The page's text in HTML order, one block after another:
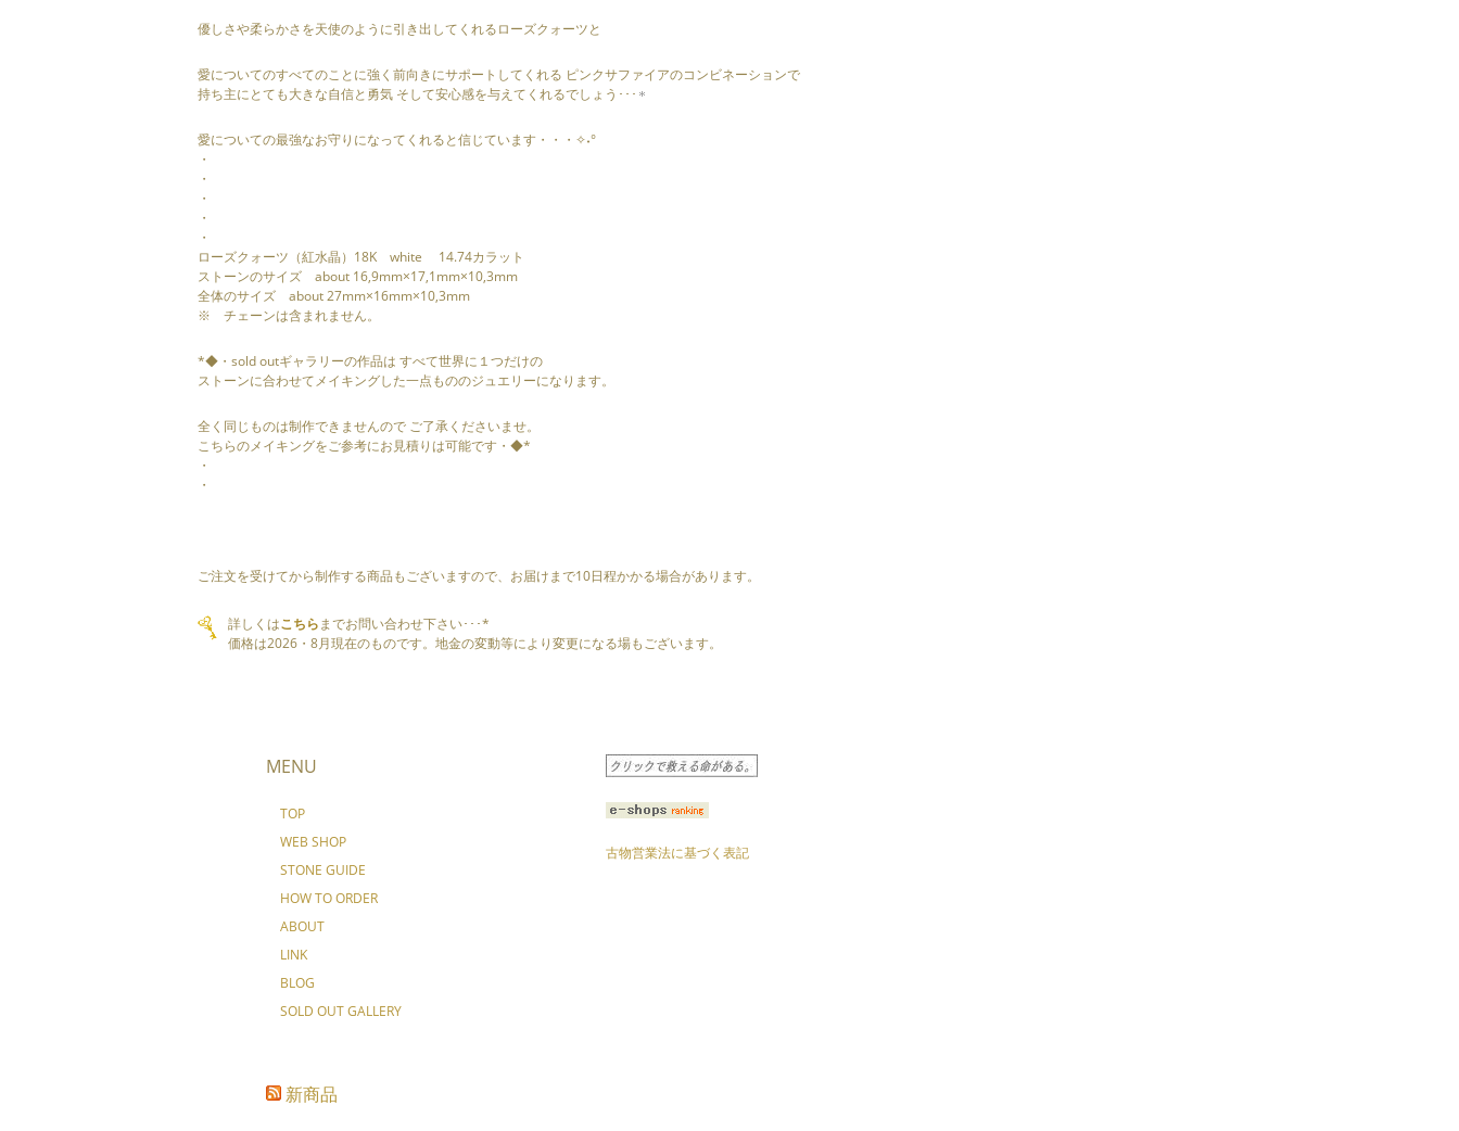
優しさや柔らかさを天使のように引き出してくれるローズクォーツと
愛についてのすべてのことに強く前向きにサポートしてくれる ピンクサファイアのコンビネーションで
持ち主にとても大きな自信と勇気 そして安心感を与えてくれるでしょう･･･
愛についての最強なお守りになってくれると信じています・・・✧˖°
・
・
・
・
・
ローズクォーツ（紅水晶）18K white 14.74カラット
ストーンのサイズ about 16,9mm×17,1mm×10,3mm
全体のサイズ about 27mm×16mm×10,3mm
※ チェーンは含まれません。
*◆・sold outギャラリーの作品は すべて世界に１つだけの
ストーンに合わせてメイキングした一点もののジュエリーになります。
全く同じものは制作できませんので ご了承くださいませ。
こちらのメイキングをご参考にお見積りは可能です・◆*
・
・
ご注文を受けてから制作する商品もございますので、お届けまで10日程かかる場合があります。
詳しくはこちらまでお問い合わせ下さい･･･*
価格は2026・8月現在のものです。地金の変動等により変更になる場もございます。
MENU
TOP
WEB SHOP
STONE GUIDE
HOW TO ORDER
ABOUT
LINK
BLOG
SOLD OUT GALLERY
新商品
古物営業法に基づく表記